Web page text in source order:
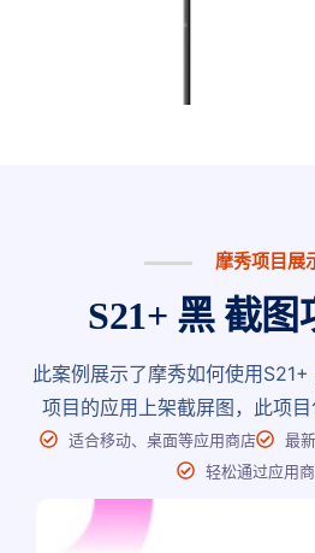
摩秀项目展
S21+ 黑 截
此案例展示了摩秀如何使用
项目的应用上架截屏图，此项
适合移动、桌面等应用商店
最
轻松通过应用